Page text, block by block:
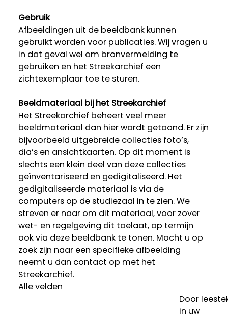
Gebruik
Afbeeldingen uit de beeldbank kunnen
gebruikt worden voor publicaties. Wij vragen u
in dat geval wel om bronvermelding te
gebruiken en het Streekarchief een
zichtexemplaar toe te sturen.
Beeldmateriaal bij het Streekarchief
Het Streekarchief beheert veel meer
beeldmateriaal dan hier wordt getoond. Er zijn
bijvoorbeeld uitgebreide collecties foto’s,
dia’s en ansichtkaarten. Op dit moment is
slechts een klein deel van deze collecties
geïnventariseerd en gedigitaliseerd. Het
gedigitaliseerde materiaal is via de
computers op de studiezaal in te zien. We
streven er naar om dit materiaal, voor zover
wet- en regelgeving dit toelaat, op termijn
ook via deze beeldbank te tonen. Mocht u op
zoek zijn naar een specifieke afbeelding
neemt u dan contact op met het
Streekarchief.
Alle velden
Door
in uw